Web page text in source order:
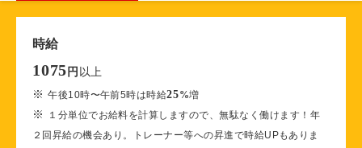
時給
1075 円 以上
※午後10時〜午前5時は時給25%増
※
１分単位でお給料を計算しますので、無駄なく働けます！年
２回昇給の機会あり。トレーナー等への昇進で時給UPもありま